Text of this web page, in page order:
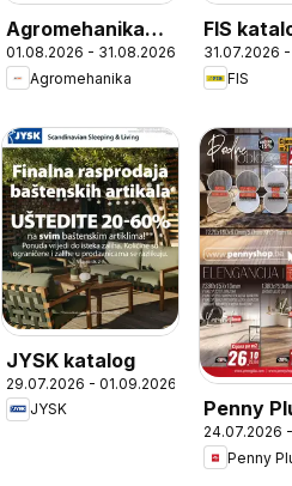
Agromehanika
katalog
01.08.2026 - 31.08.2026
Agromehanika
FIS
31.07.2026
FIS
JYSK katalog
29.07.2026 - 01.09.2026
JYSK
Penny
katalog
24.07.2026
Penny